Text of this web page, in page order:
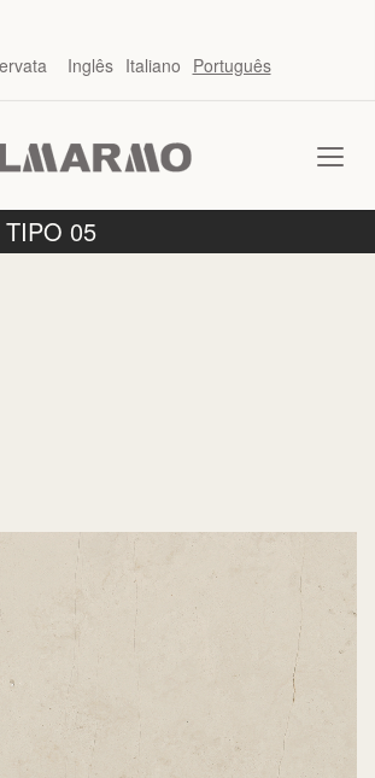
Inglês Italiano Português
05